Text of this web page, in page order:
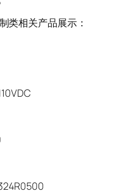
相关产品展示：